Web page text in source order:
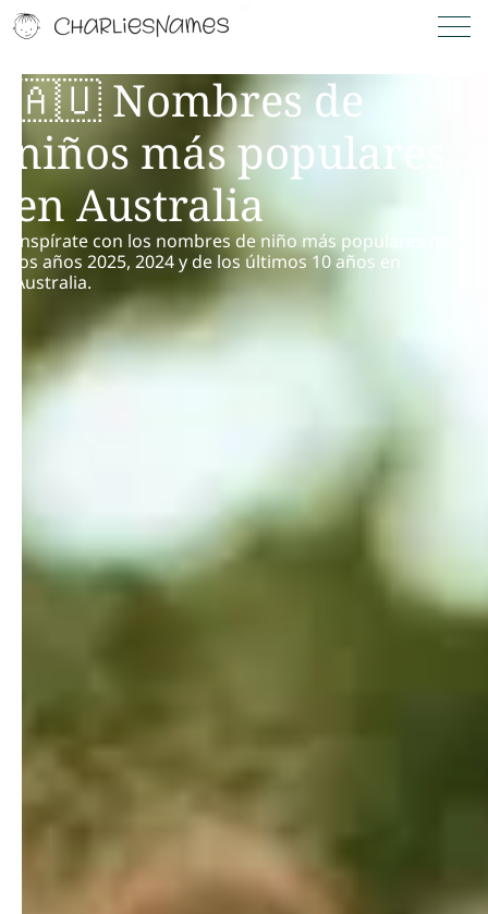
🇦🇺 Nombres de
niños más populares
en Australia
Inspírate con los nombres de niño más populares de
los años 2025, 2024 y de los últimos 10 años en
Australia.